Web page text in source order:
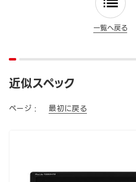
一覧へ戻る
近似スペック
ページ : 最初に戻る